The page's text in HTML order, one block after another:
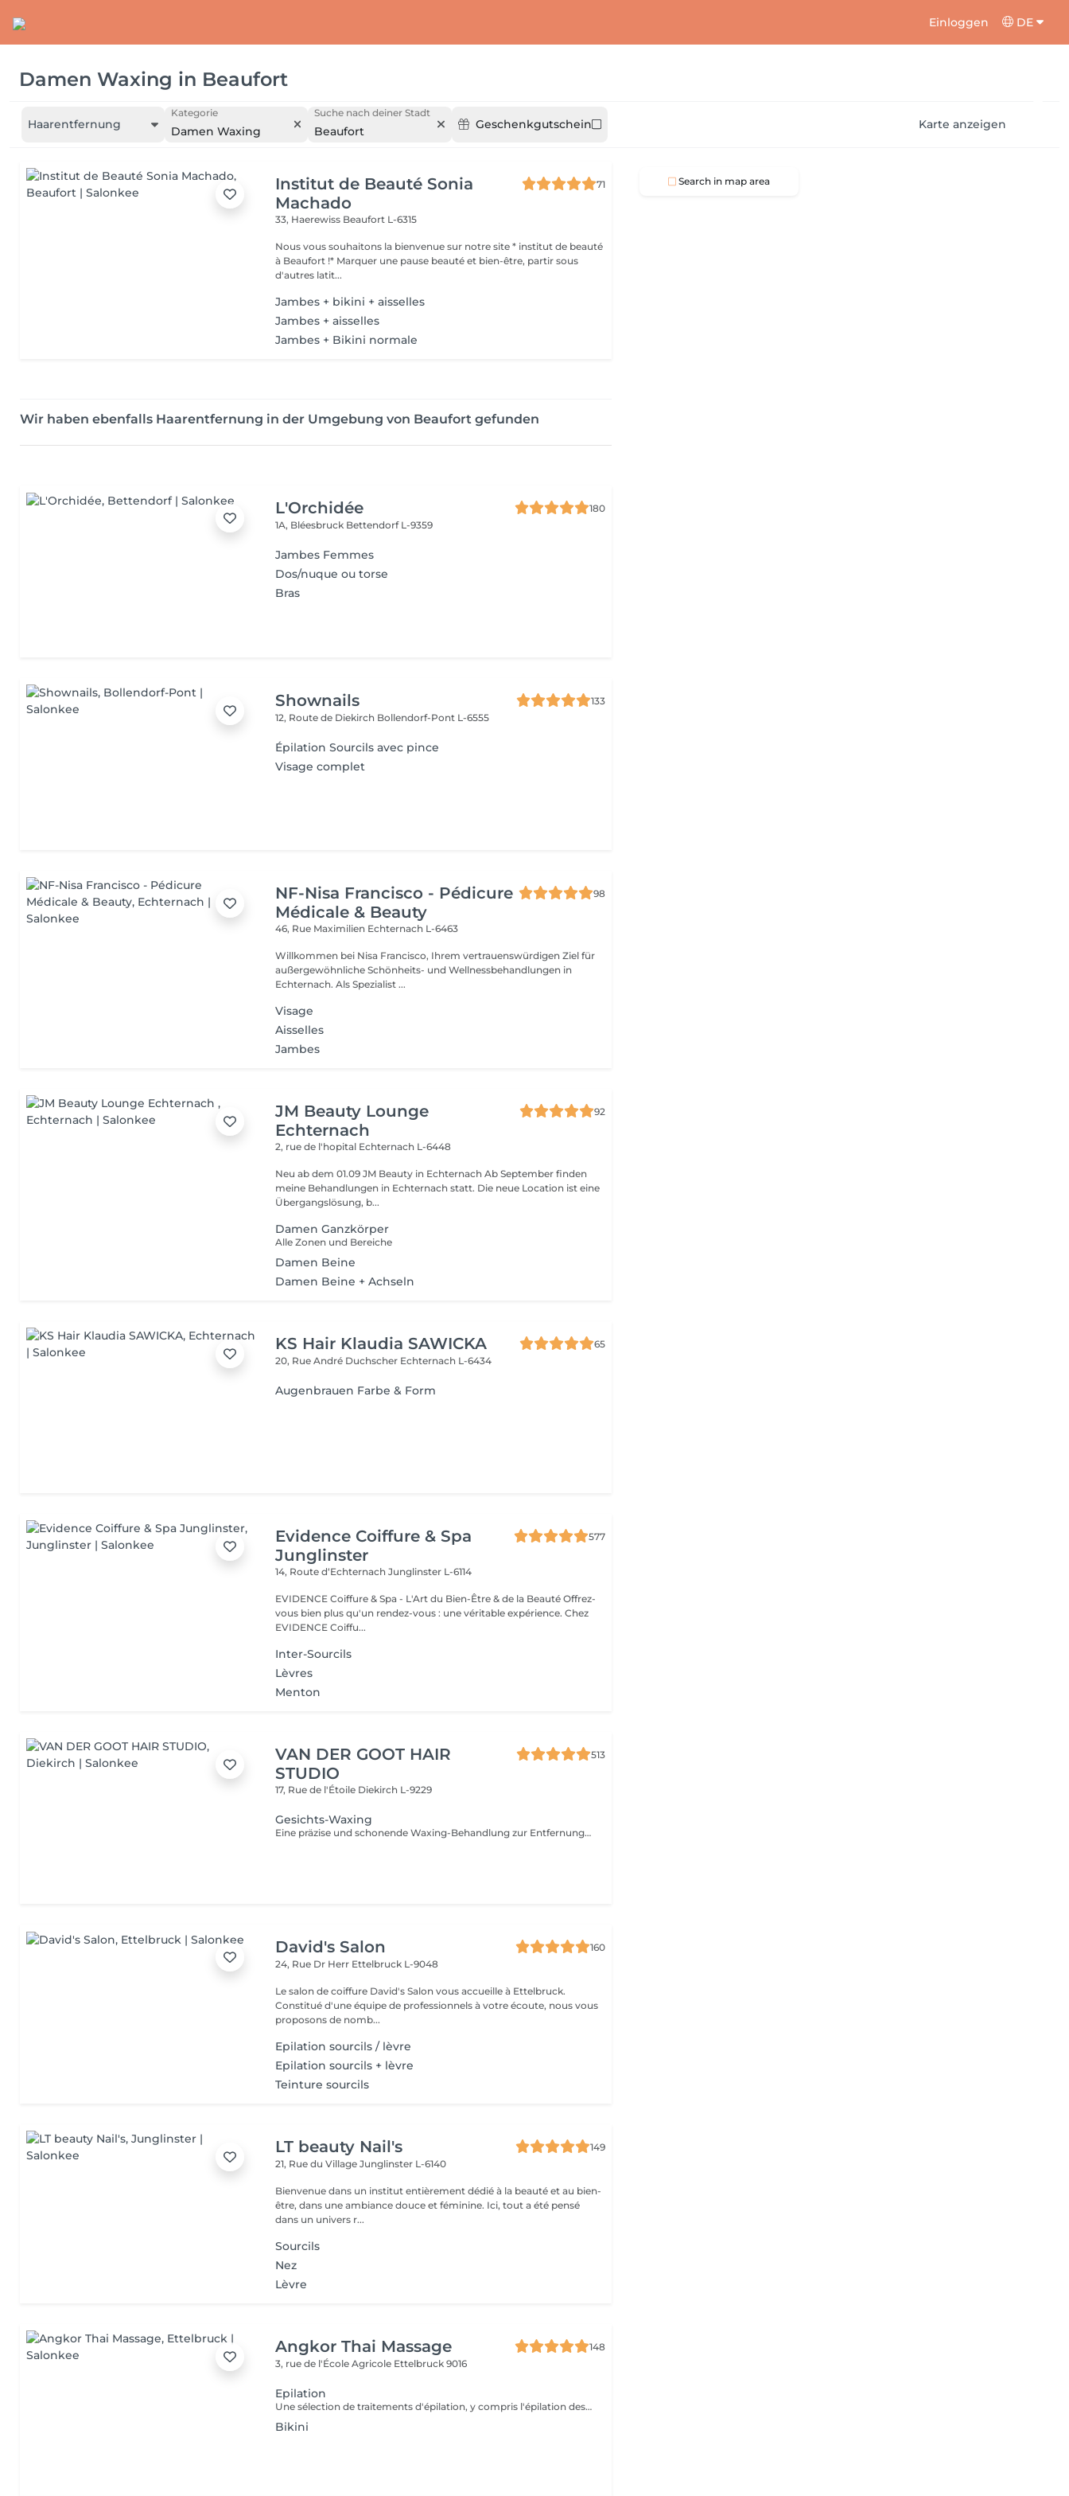
Einloggen DE
Damen Waxing in Beaufort
Haarentfernung
Kategorie
Damen Waxing
Suche nach deiner Stadt
Beaufort Geschenkgutschein Karte anzeigen
Institut de Beauté Sonia
Machado
71
33, Haerewiss Beaufort L-6315
Nous vous souhaitons la bienvenue sur notre site * institut de beauté
à Beaufort !* Marquer une pause beauté et bien-être, partir sous
d'autres latit...
Jambes + bikini + aisselles
Jambes + aisselles
Jambes + Bikini normale
Wir haben ebenfalls Haarentfernung in der Umgebung von Beaufort gefunden
L'Orchidée
180
1A, Bléesbruck Bettendorf L-9359
Jambes Femmes
Dos/nuque ou torse
Bras
Shownails
133
12, Route de Diekirch Bollendorf-Pont L-6555
Épilation Sourcils avec pince
Visage complet
NF-Nisa Francisco - Pédicure
Médicale & Beauty
98
46, Rue Maximilien Echternach L-6463
Willkommen bei Nisa Francisco, Ihrem vertrauenswürdigen Ziel für
außergewöhnliche Schönheits- und Wellnessbehandlungen in
Echternach. Als Spezialist ...
Visage
Aisselles
Jambes
JM Beauty Lounge
Echternach
92
2, rue de l'hopital Echternach L-6448
Neu ab dem 01.09 JM Beauty in Echternach Ab September finden
meine Behandlungen in Echternach statt. Die neue Location ist eine
Übergangslösung, b...
Damen Ganzkörper
Alle Zonen und Bereiche
Damen Beine
Damen Beine + Achseln
KS Hair Klaudia SAWICKA
65
20, Rue André Duchscher Echternach L-6434
Augenbrauen Farbe & Form
Evidence Coiffure & Spa
Junglinster
577
14, Route d‘EchternachJunglinster L-6114
EVIDENCE Coiffure & Spa - L'Art du Bien-Être & de la Beauté Offrez-
vous bien plus qu'un rendez-vous : une véritable expérience. Chez
EVIDENCE Coiffu...
Inter-Sourcils
Lèvres
Menton
VAN DER GOOT HAIR
STUDIO
513
17, Rue de l'Étoile Diekirch L-9229
Gesichts-Waxing
Eine präzise und schonende Waxing-Behandlung zur Entfernung unerwünschter Gesichtshaare, zum Beispiel an Augenbrauen, Oberlippe, Nase oder Ohren. Die Haut wirkt danach glatt, sauber und gepflegt und Ihre natürlichen Gesichtszüge werden harmonisch betont.
David's Salon
160
24, Rue Dr Herr Ettelbruck L-9048
Le salon de coiffure David's Salon vous accueille à Ettelbruck.
Constitué d'une équipe de professionnels à votre écoute, nous vous
proposons de nomb...
Epilation sourcils / lèvre
Epilation sourcils + lèvre
Teinture sourcils
LT beauty Nail's
149
21, Rue du VillageJunglinster L-6140
Bienvenue dans un institut entièrement dédié à la beauté et au bien-
être, dans une ambiance douce et féminine. Ici, tout a été pensé
dans un univers r...
Sourcils
Nez
Lèvre
Angkor Thai Massage
148
3, rue de l'École Agricole Ettelbruck 9016
Epilation
Une sélection de traitements d'épilation, y compris l'épilation des jambes et des demi- jambes, des aisselles et du bikini.
Bikini
Search in map area